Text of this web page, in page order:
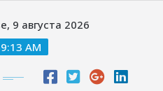
9 августа 2026
AM